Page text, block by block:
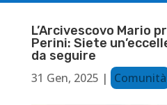
L’Arcivescovo Mario
Perini: Siete
da seguire
31 Gen, 2025 | Comunità